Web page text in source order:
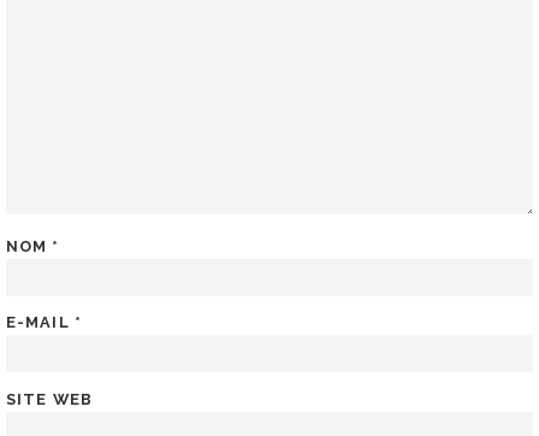
NOM *
E-MAIL *
SITE WEB